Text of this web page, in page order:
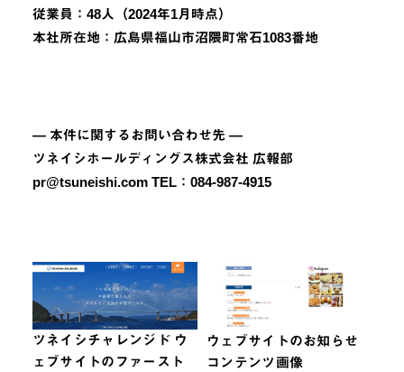
従業員：48人（2024年1月時点）
本社所在地：広島県福山市沼隈町常石1083番地
― 本件に関するお問い合わせ先 ―
ツネイシホールディングス株式会社 広報部
pr@tsuneishi.com TEL：084-987-4915
ツネイシチャレンジド ウ
ェブサイトのファースト
ウェブサイトのお知らせ
コンテンツ画像